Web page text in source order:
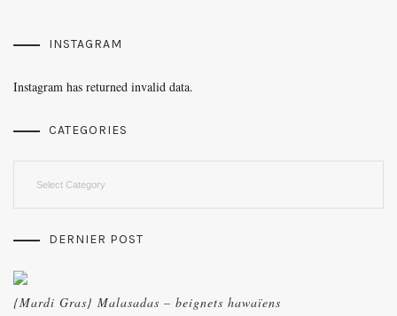
INSTAGRAM
Instagram has returned invalid data.
CATEGORIES
DERNIER POST
{Mardi Gras} Malasadas – beignets hawaïens